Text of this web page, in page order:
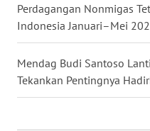
Perdagangan Nonmigas
Indonesia Januari–Mei
Mendag Budi Santoso
Tekankan Pentingnya
WN
GORONTALO
WN
SULUT